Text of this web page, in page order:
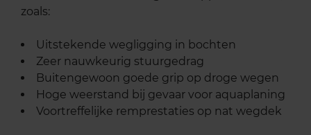
zoals:
Uitstekende wegligging in bochten
Zeer nauwkeurig stuurgedrag
Buitengewoon goede grip op droge wegen
Hoge weerstand bij gevaar voor aquaplaning
Voortreffelijke remprestaties op nat wegdek